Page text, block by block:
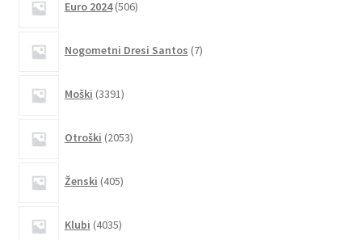
Euro 2024 506izdelkov
Nogometni Dresi Santos 7izdelkov
Moški 3391izdelkov
Otroški 2053izdelkov
Ženski 405izdelkov
Klubi 4035izdelkov